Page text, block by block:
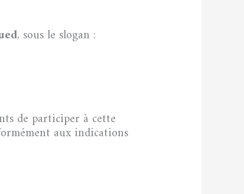
, sous le slogan :
de participer à cette
aux indications